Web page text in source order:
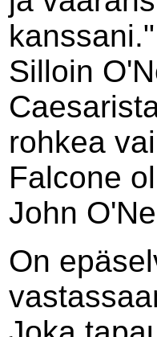
Silloin
rohkea
Falcone
John
On